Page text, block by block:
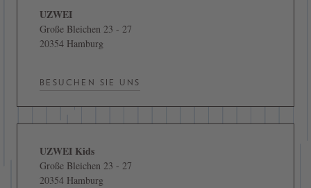
UZWEI
Große Bleichen 23 - 27
20354 Hamburg
BESUCHEN SIE UNS
UZWEI Kids
Große Bleichen 23 - 27
20354 Hamburg